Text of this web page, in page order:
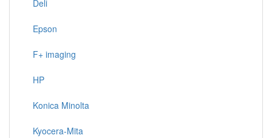
Deli
Epson
F+ imaging
HP
Konica Minolta
Kyocera-Mita